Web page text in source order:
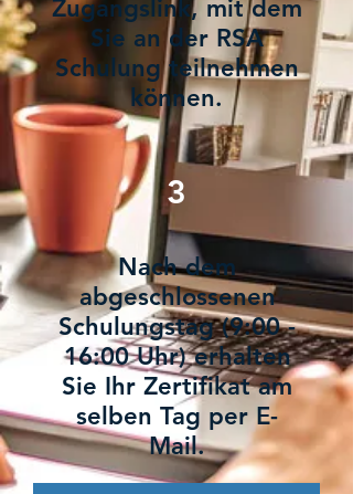
Zugangslink, mit dem
Sie an der RSA
Schulung teilnehmen
können.
3
Nach dem
abgeschlossenen
Schulungstag (9:00 -
16:00 Uhr) erhalten
Sie Ihr Zertifikat am
selben Tag per E-
Mail.